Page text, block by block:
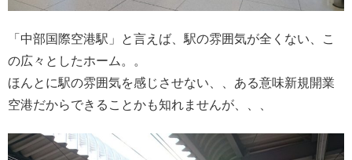
「中部国際空港駅」と言えば、駅の雰囲気が全くない、こ
の広々としたホーム。。
ほんとに駅の雰囲気を感じさせない、、ある意味新規開業
空港だからできることかも知れませんが、、、